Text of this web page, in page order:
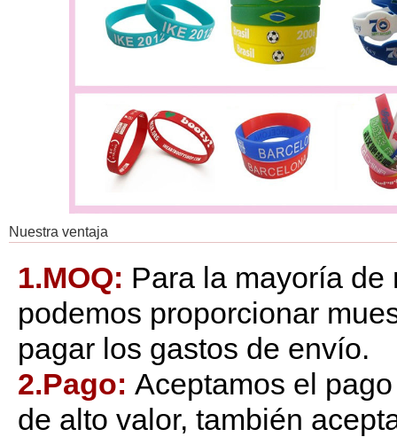
Nuestra ventaja
1.MOQ: Para la mayoría de
podemos proporcionar
pagar los gastos de envío.
2.Pago: Aceptamos el
de alto valor, también